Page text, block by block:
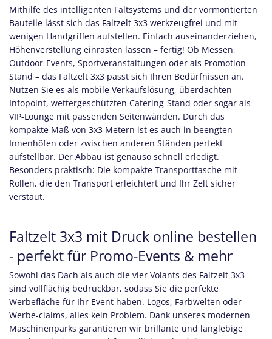
Mithilfe des intelligenten Faltsystems und der vormontierten
Bauteile lässt sich das Faltzelt 3x3 werkzeugfrei und mit
wenigen Handgriffen aufstellen. Einfach auseinanderziehen,
Höhenverstellung einrasten lassen – fertig! Ob Messen,
Outdoor-Events, Sportveranstaltungen oder als Promotion-
Stand – das Faltzelt 3x3 passt sich Ihren Bedürfnissen an.
Nutzen Sie es als mobile Verkaufslösung, überdachten
Infopoint, wettergeschützten Catering-Stand oder sogar als
VIP-Lounge mit passenden Seitenwänden. Durch das
kompakte Maß von 3x3 Metern ist es auch in beengten
Innenhöfen oder zwischen anderen Ständen perfekt
aufstellbar. Der Abbau ist genauso schnell erledigt.
Besonders praktisch: Die kompakte Transporttasche mit
Rollen, die den Transport erleichtert und Ihr Zelt sicher
verstaut.
Faltzelt 3x3 mit Druck online bestellen
- perfekt für Promo-Events & mehr
Sowohl das Dach als auch die vier Volants des Faltzelt 3x3
sind vollflächig bedruckbar, sodass Sie die perfekte
Werbefläche für Ihr Event haben. Logos, Farbwelten oder
Werbe-claims, alles kein Problem. Dank unseres modernen
Maschinenparks garantieren wir brillante und langlebige